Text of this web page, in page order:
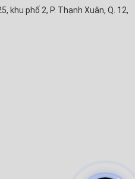
khu phố 2, P. Thạnh Xuân, Q. 12,